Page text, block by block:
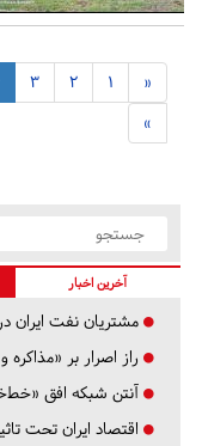
«
1
2
3
»
آخرین اخبار
مشتریان نفت ایران در ۷ سال گذشته +فیلم
راز اصرار بر
آنتن شبکه افق
اقتصاد ایران تحت